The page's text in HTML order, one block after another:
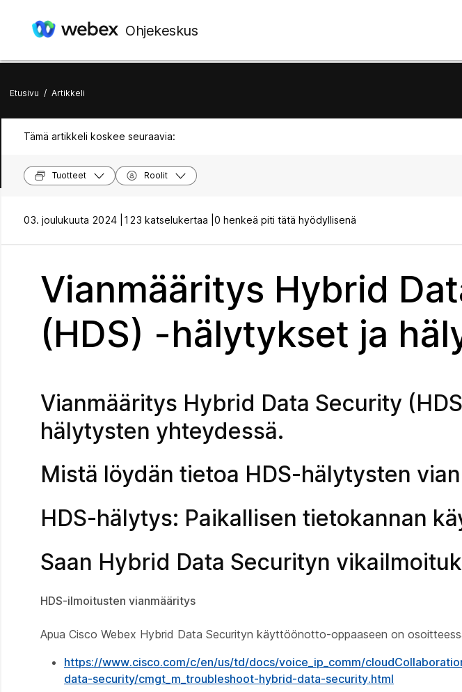
Ohjekeskus
Etusivu / Artikkeli
Tämä artikkeli koskee seuraavia:
Tuotteet Roolit
03. joulukuuta 2024 | 123 katselukertaa | 0 henkeä piti tätä hyödyllisenä
Vianmääritys Hybrid
(HDS) -hälytykset ja
Vianmääritys Hybrid Data Security
hälytysten yhteydessä.
Mistä löydän tietoa HDS-hälytysten
HDS-hälytys: Paikallisen tietokannan
Saan Hybrid Data Securityn
HDS-ilmoitusten vianmääritys
Apua Cisco Webex Hybrid Data Securityn käyttöönotto-oppaaseen on
https://www.cisco.com/c/en/us/td/docs/voice_ip_comm/
data-security/cmgt_m_troubleshoot-hybrid-data-security.html